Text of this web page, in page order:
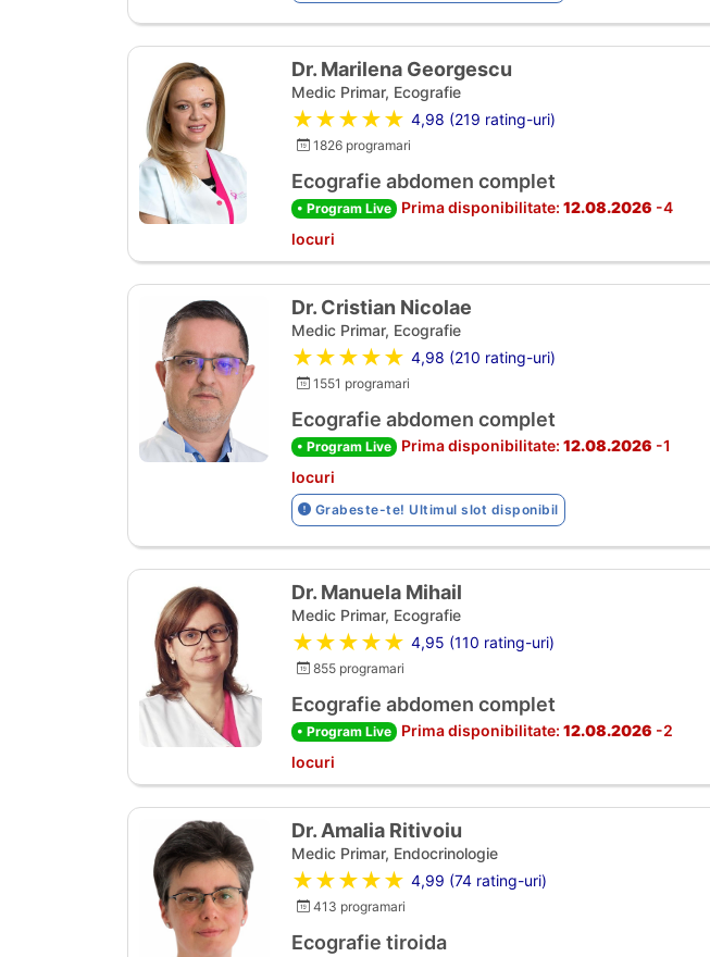
Dr. Marilena Georgescu
Medic Primar, Ecografie
★★★★★ 4,98 (219 rating-uri)
1826 programari
Ecografie abdomen complet
• Program Live Prima disponibilitate: 12.08.2026 -4
locuri
Dr. Cristian Nicolae
Medic Primar, Ecografie
★★★★★ 4,98 (210 rating-uri)
1551 programari
Ecografie abdomen complet
• Program Live Prima disponibilitate: 12.08.2026 -1
locuri
Grabeste-te! Ultimul slot disponibil
Dr. Manuela Mihail
Medic Primar, Ecografie
★★★★★ 4,95 (110 rating-uri)
855 programari
Ecografie abdomen complet
• Program Live Prima disponibilitate: 12.08.2026 -2
locuri
Dr. Amalia Ritivoiu
Medic Primar, Endocrinologie
★★★★★ 4,99 (74 rating-uri)
413 programari
Ecografie tiroida